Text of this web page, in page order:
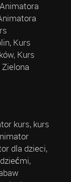
Kurs
Kurs
kurs, kurs
dla dzieci,